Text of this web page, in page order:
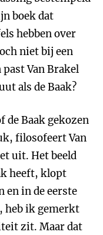
boek dat
hebben over
niet bij een
past Van Brakel
als de Baak?
de Baak gekozen
filosofeert Van
uit. Het beeld
heeft, klopt
en in de eerste
heb ik gemerkt
zit. Maar dat